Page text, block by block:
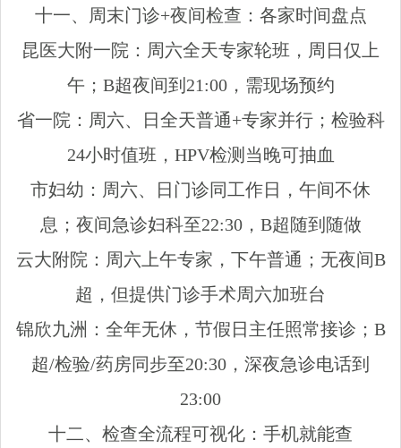
十一、周末门诊+夜间检查：各家时间盘点
昆医大附一院：周六全天专家轮班，周日仅上
午；B超夜间到21:00，需现场预约
省一院：周六、日全天普通+专家并行；检验科
24小时值班，HPV检测当晚可抽血
市妇幼：周六、日门诊同工作日，午间不休
息；夜间急诊妇科至22:30，B超随到随做
云大附院：周六上午专家，下午普通；无夜间B
超，但提供门诊手术周六加班台
锦欣九洲：全年无休，节假日主任照常接诊；B
超/检验/药房同步至20:30，深夜急诊电话到
23:00
十二、检查全流程可视化：手机就能查